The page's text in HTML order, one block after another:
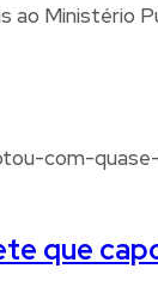
Ministério
que